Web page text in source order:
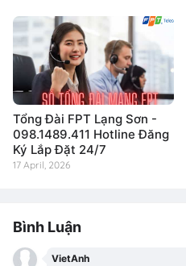
Tổng Đài FPT Lạng Sơn -
098.1489.411 Hotline Đăng
Ký Lắp Đặt 24/7
17 April, 2026
Bình Luận
VietAnh